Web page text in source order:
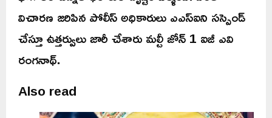
విచారణ జరిపిన పోలీస్ అధికారులు ఎఎస్ఐని సస్పెండ్
చేస్తూ ఉత్తర్వులు జారీ చేశారు మల్టీ జోన్ 1 ఐజీ ఎవి
రంగనాథ్.
Also read